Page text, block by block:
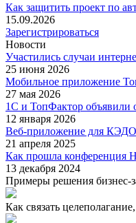
Как защитить проект по
15.09.2026
Зарегистрироваться
Новости
Участились случаи
25 июня 2026
Мобильное приложение
27 мая 2026
1С и ТопФактор объявили
12 января 2026
Веб-приложение для
21 апреля 2025
Как прошла конференция
13 декабря 2024
Примеры решения бизнес-
Как связать